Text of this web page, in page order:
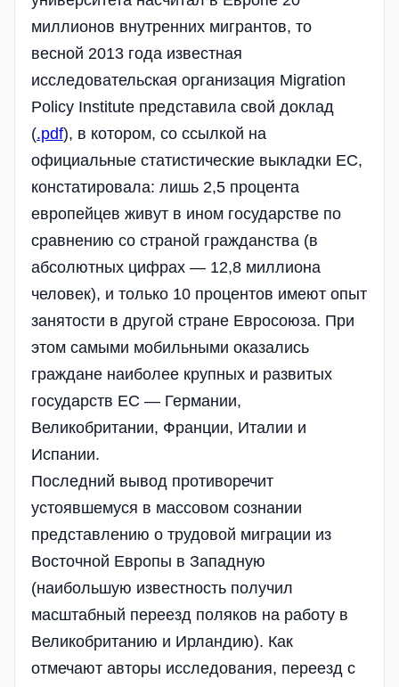
миллионов внутренних мигрантов, то
весной 2013 года известная
исследовательская организация Migration
Policy Institute представила свой доклад
(.pdf), в котором, со ссылкой на
официальные статистические выкладки ЕС,
констатировала: лишь 2,5 процента
европейцев живут в ином государстве по
сравнению со страной гражданства (в
абсолютных цифрах — 12,8 миллиона
человек), и только 10 процентов имеют опыт
занятости в другой стране Евросоюза. При
этом самыми мобильными оказались
граждане наиболее крупных и развитых
государств ЕС — Германии,
Великобритании, Франции, Италии и
Испании.
Последний вывод противоречит
устоявшемуся в массовом сознании
представлению о трудовой миграции из
Восточной Европы в Западную
(наибольшую известность получил
масштабный переезд поляков на работу в
Великобританию и Ирландию). Как
отмечают авторы исследования, переезд с